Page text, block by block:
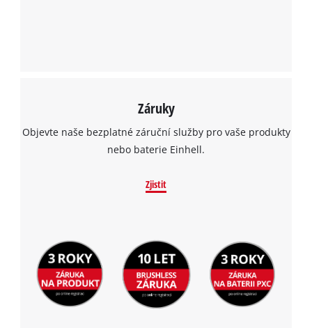
Záruky
Objevte naše bezplatné záruční služby pro vaše produkty
nebo baterie Einhell.
Zjistit